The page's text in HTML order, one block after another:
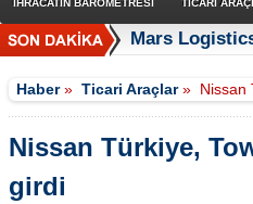
İHRACATIN BAROMETRESİ TİCARİ
Mars
Haber»Ticari Araçlar» Nissan
Nissan Türkiye,
girdi